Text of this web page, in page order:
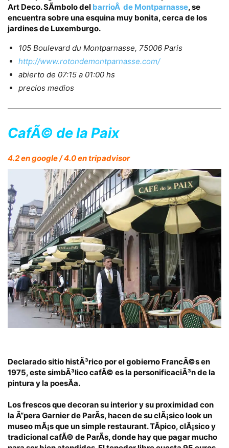
Art Deco. SÃ­mbolo del barrioÂ de Montparnasse,se
encuentra sobre una esquina muy bonita, cerca de los
jardines de Luxemburgo.
105 Boulevard du Montparnasse, 75006 Paris
http://www.rotondemontparnasse.com/
abierto de 07:15 a 01:00 hs
precios medios
CafÃ© de la Paix
4.2 en google / 4.0 en tripadvisor
Declarado sitio histÃ³rico por el gobierno FrancÃ©s en
1975, este simbÃ³lico cafÃ© es la personificaciÃ³n de la
pintura y la poesÃ­a.
Los frescos que decoran su interior y su proximidad con
la Ã“pera Garnier de ParÃ­s, hacen de su clÃ¡sico look un
museo mÃ¡s que un simple restaurant.TÃ­pico, clÃ¡sico y
tradicional cafÃ© de ParÃ­s, donde hay que pagar mucho